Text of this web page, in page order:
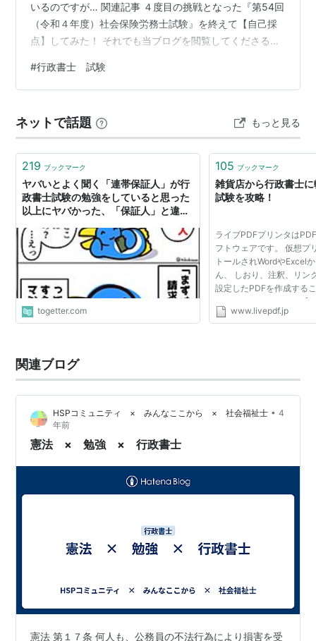
いるのですが… 関連記事 ４度目の挑戦となった『第54回
（令和４年度）社会保険労務士試験』を終えて【自己採
点】してみた！ それでも当ブログを閲覧してくださる
方々がいらっしゃるわけで、こうして懲りずに記事を書
かせて頂いております。ありがとうございます。 関連記
度（2019年度）『行政書士試験』合格発表の結果は⁉︎ そ
んなこんなで今回は【行政書士試験｜直前対策講座】お
すすめ４選！と題して、行政書士…
#行政書士 試験
ネットで話題 もっと見る
219 ブックマーク
ヤバいとよく聞く「連帯保証人」が行
政書士試験の勉強をしていると思った
以上にヤバかった、「保証人」と違う
結
togetter.com
105 ブックマーク
雑貨店から行政書士
試験を攻略！
ライブPDFプリンタは
フトウェアです。 仮想プ
トールされWordやExcel
ん、 しおり、注釈、リン
設定したPDFを作成する
2008/07/22 Ver 1.21 ・
明朝 JIS2004 対応フォ
www.livepdf.jp
関連ブログ
HSPコミュニティ × みんなここから × 社会福祉士 • 4
年前
憲法 × 勉強 × 行政書士
憲法 第１７条 何人も、公務員の不法行為により損害を受